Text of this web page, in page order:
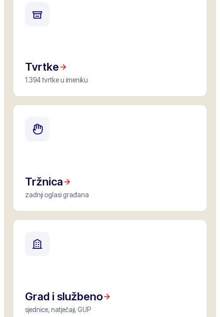
Tvrtke
1.394 tvrtke u imeniku
Tržnica
zadnji oglasi građana
Grad i službeno
sjednice, natječaji, GUP